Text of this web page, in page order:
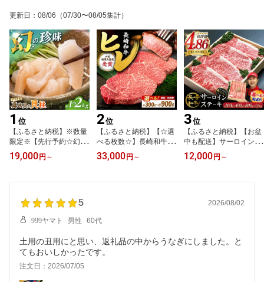
更新日 ： 08/06 （07/30〜08/05集計）
1 位
【ふるさと納税】※数量
限定※【先行予約☆幻の
味】真珠貝 アコヤ の貝
柱 1kg 2kg ＜大村湾漁業
産地直送 限定 アコヤ貝
19,000 円 ～
2位
【ふるさと納税】【☆選
べる枚数☆】長崎和牛 ヒ
レ ステーキ 300g 450g 9
00g ＜株式会社黒牛＞ [C
ーキ ブランド牛 国産 定
33,000 円 ～
3位
【ふるさと納税】【お盆
中も配送】サーロインス
テーキ ★7営業日以内発
送 高評価★4.82 【選べ
ト＞[CAG004] 長崎 西海
12,000 円 ～
5 2026/08/02
999ヤマト 男性 60代
土用の丑用にと思い、返礼品の中からうなぎにしました。と
てもおいしかったです。
注文日：2026/07/05